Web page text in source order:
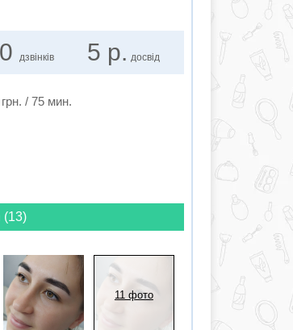
дзвінків 5 р. досвід
грн. / 75 мин.
(13)
11 фото